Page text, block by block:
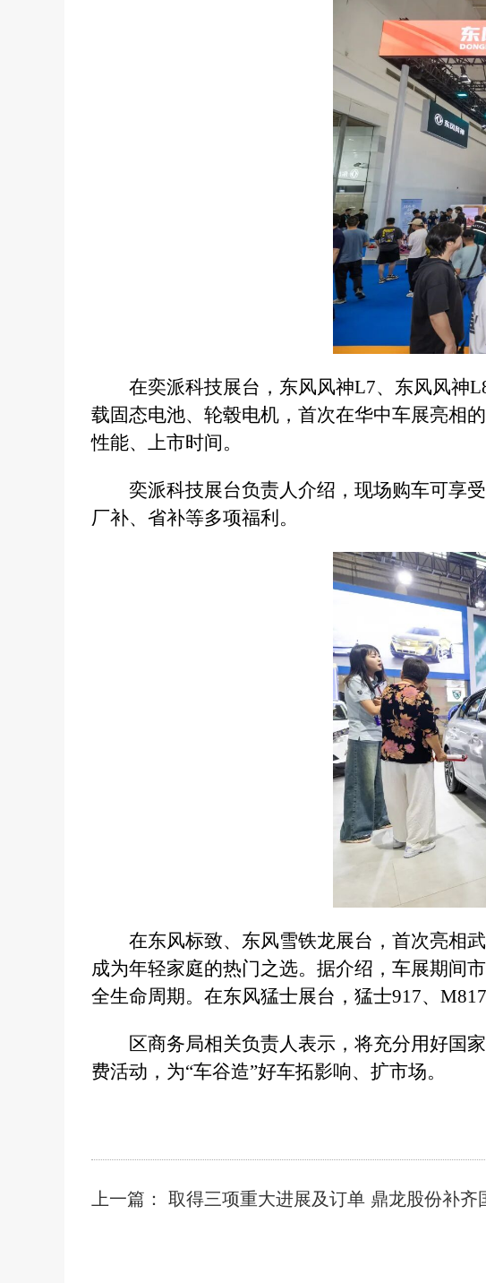
在奕派科技展台，东风风神L7、东风风神
载固态电池、轮毂电机，首次在华中车展亮相
性能、上市时间。
奕派科技展台负责人介绍，现场购车可享
厂补、省补等多项福利。
在东风标致、东风雪铁龙展台，首次亮相
成为年轻家庭的热门之选。据介绍，车展期间
全生命周期。在东风猛士展台，猛士917、
区商务局相关负责人表示，将充分用好国
费活动，为“车谷造”好车拓影响、扩市场。